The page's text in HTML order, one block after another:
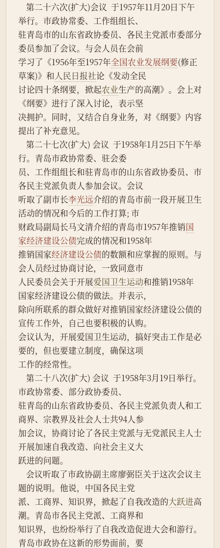
举行。市政协常委、工作组组长、
驻青岛市的山东省政协委员、各民主党派市委部分
委员参加了会议。与会人员在会前
学习了《1956年至1957年全国农业发展纲要(修正
草案)》和人民日报社论《发动全民
讨论四十条纲要，掀起农业生产的高潮》。会上对
《纲要》进行了深入讨论，表示坚
决拥护。同时，又结合自身业务，对《纲要》内容
提出了补充意见。
行。青岛市政协常委、驻会委
员、工作组组长和驻青岛市的山东省政协委员、市
各民主党派负责人参加会议。会议
听取了副市长李光远介绍的青岛市前一段开展卫生
活动的情况和今后的工作打算; 市
财政局副局长马文清介绍的青岛市1957年推销国
家经济建设公债完成的情况和1958年
推销国家经济建设公债的数额和应掌握的原则。与
会人员经过协商讨论，一致同意市
人民委员会关于开展爱国卫生运动和推销1958年
国家经济建设公债的做法。并表示，
除向所联系的群众做好对推销国家经济建设公债的
宣传工作外，自己也要积极的认购。
会议认为，开展爱国卫生运动，搞好突击工作是必
要的，但也要建立制度，确保这项
工作的经常性。
市政协常委、部分政协委员、
驻青岛的山东省政协委员、各民主党派负责人和工
商界、宗教界及社会人士共94人参
加会议，协商讨论了各民主党派与无党派民主人士
开展加速自我改造、向社会主义大
跃进的问题。
题的说明。他说，中国各民主党
派、工商界、知识界，掀起了自我改造的大跃进高
潮。青岛市各民主党派、工商界和
知识界，也纷纷举行了自我改造促进大会和游行。
青岛市政协在这新的形势面前，要